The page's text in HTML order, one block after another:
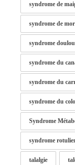
syndrome de
syndrome de
syndrome
syndrome du
syndrome du
syndrome du
Syndrome
syndrome
talalgie